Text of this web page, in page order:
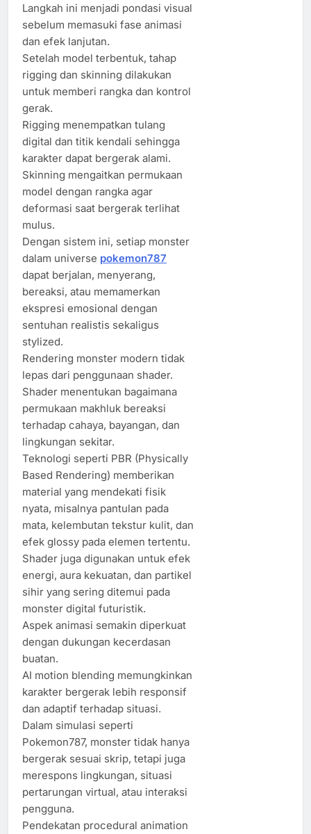
Langkah ini menjadi pondasi visual
sebelum memasuki fase animasi
dan efek lanjutan.
Setelah model terbentuk, tahap
rigging dan skinning dilakukan
untuk memberi rangka dan kontrol
gerak.
Rigging menempatkan tulang
digital dan titik kendali sehingga
karakter dapat bergerak alami.
Skinning mengaitkan permukaan
model dengan rangka agar
deformasi saat bergerak terlihat
mulus.
Dengan sistem ini, setiap monster
dalam universe pokemon787
dapat berjalan, menyerang,
bereaksi, atau memamerkan
ekspresi emosional dengan
sentuhan realistis sekaligus
stylized.
Rendering monster modern tidak
lepas dari penggunaan shader.
Shader menentukan bagaimana
permukaan makhluk bereaksi
terhadap cahaya, bayangan, dan
lingkungan sekitar.
Teknologi seperti PBR (Physically
Based Rendering) memberikan
material yang mendekati fisik
nyata, misalnya pantulan pada
mata, kelembutan tekstur kulit, dan
efek glossy pada elemen tertentu.
Shader juga digunakan untuk efek
energi, aura kekuatan, dan partikel
sihir yang sering ditemui pada
monster digital futuristik.
Aspek animasi semakin diperkuat
dengan dukungan kecerdasan
buatan.
AI motion blending memungkinkan
karakter bergerak lebih responsif
dan adaptif terhadap situasi.
Dalam simulasi seperti
Pokemon787, monster tidak hanya
bergerak sesuai skrip, tetapi juga
merespons lingkungan, situasi
pertarungan virtual, atau interaksi
pengguna.
Pendekatan procedural animation